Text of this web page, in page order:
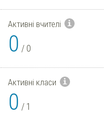
Активні вчителі
0 / 0
Активні класи
0 / 1